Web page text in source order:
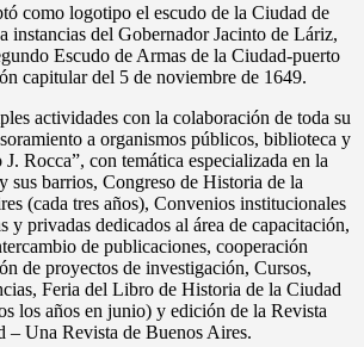
como logotipo el escudo de la Ciudad de
instancias del Gobernador Jacinto de Láriz,
Escudo de Armas de la Ciudad-puerto
capitular del 5 de noviembre de 1649.
actividades con la colaboración de toda su
a organismos públicos, biblioteca y
Rocca”, con temática especializada en la
sus barrios, Congreso de Historia de la
(cada tres años), Convenios institucionales
y privadas dedicados al área de capacitación,
de publicaciones, cooperación
de proyectos de investigación, Cursos,
Feria del Libro de Historia de la Ciudad
los años en junio) y edición de la Revista
– Una Revista de Buenos Aires.